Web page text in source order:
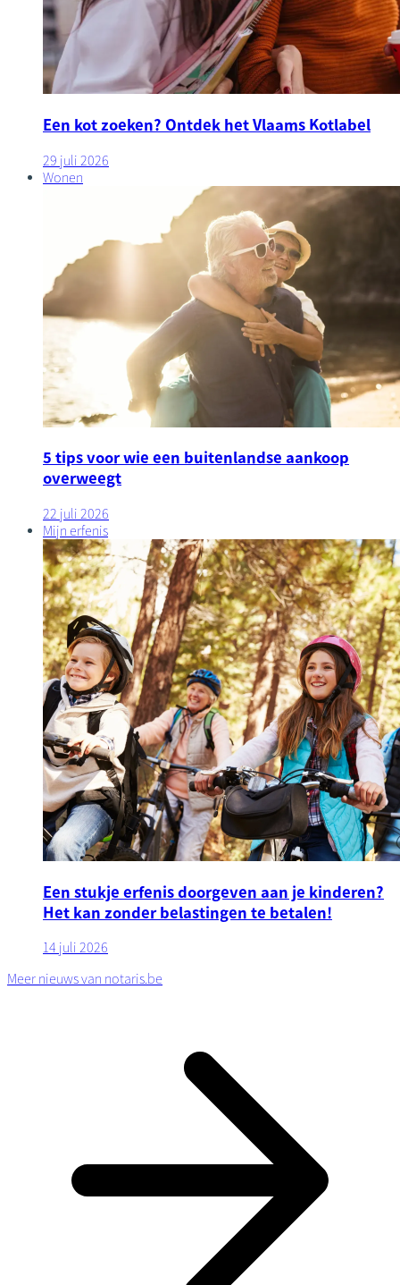
Een kot zoeken? Ontdek het Vlaams Kotlabel
29 juli 2026
Wonen
5 tips voor wie een buitenlandse aankoop
overweegt
22 juli 2026
Mijn erfenis
Een stukje erfenis doorgeven aan je kinderen?
Het kan zonder belastingen te betalen!
14 juli 2026
Meer nieuws van notaris.be